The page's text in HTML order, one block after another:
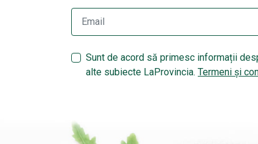
Sunt de acord să primesc informații
alte subiecte LaProvincia. Termeni și